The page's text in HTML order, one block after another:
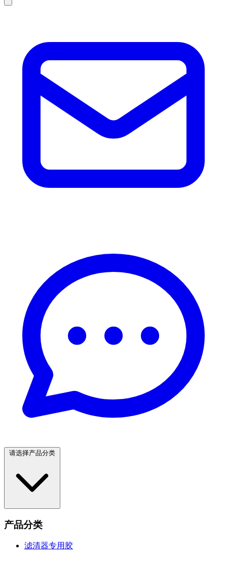
请选择产品分类
产品分类
滤清器专用胶